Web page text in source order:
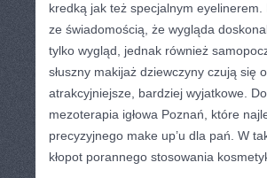
kredką jak też specjalnym
ze świadomością, że wygląda
tylko wygląd, jednak również
słuszny makijaż dziewczyny czują się
atrakcyjniejsze, bardziej wyjatkowe.
mezoterapia igłowa Poznań, które
precyzyjnego make up’u dla pań. W
kłopot porannego stosowania